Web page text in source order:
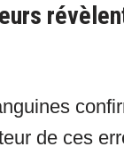
de ces